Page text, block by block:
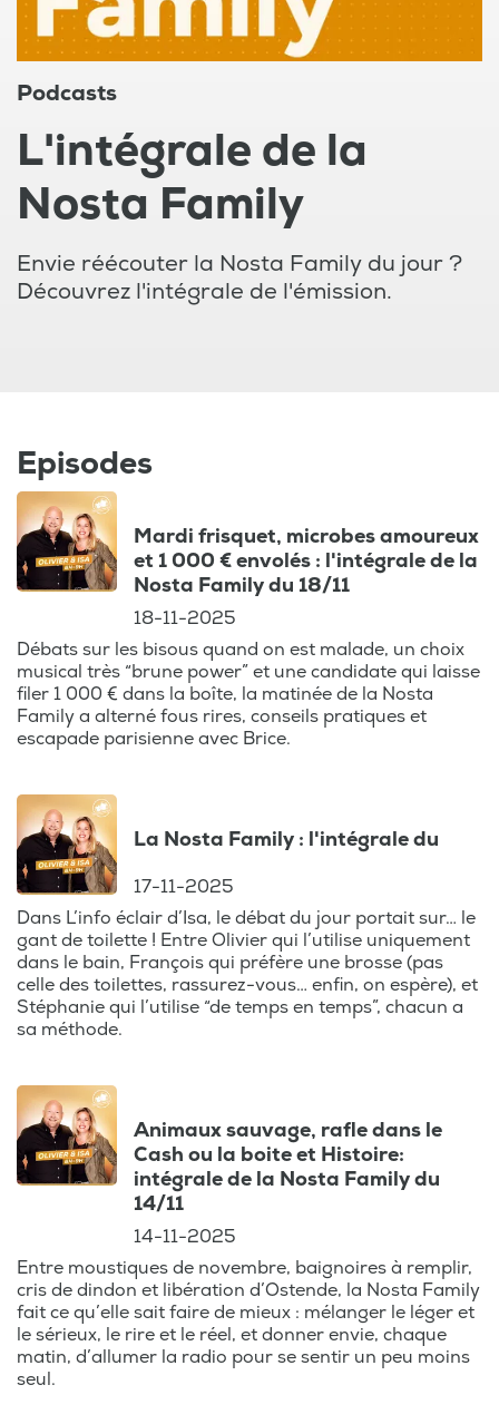
Podcasts
L'intégrale de la
Nosta Family
Envie réécouter la Nosta Family du jour ?
Découvrez l'intégrale de l'émission.
Episodes
Mardi frisquet, microbes amoureux
et 1 000 € envolés : l'intégrale de la
Nosta Family du 18/11
18-11-2025
Débats sur les bisous quand on est malade, un choix
musical très “brune power” et une candidate qui laisse
filer 1 000 € dans la boîte, la matinée de la Nosta
Family a alterné fous rires, conseils pratiques et
escapade parisienne avec Brice.
La Nosta Family : l'intégrale du
17-11-2025
Dans L’info éclair d’Isa, le débat du jour portait sur… le
gant de toilette ! Entre Olivier qui l’utilise uniquement
dans le bain, François qui préfère une brosse (pas
celle des toilettes, rassurez-vous… enfin, on espère), et
Stéphanie qui l’utilise “de temps en temps”, chacun a
sa méthode.
Animaux sauvage, rafle dans le
Cash ou la boite et Histoire:
intégrale de la Nosta Family du
14/11
14-11-2025
Entre moustiques de novembre, baignoires à remplir,
cris de dindon et libération d’Ostende, la Nosta Family
fait ce qu’elle sait faire de mieux : mélanger le léger et
le sérieux, le rire et le réel, et donner envie, chaque
matin, d’allumer la radio pour se sentir un peu moins
seul.